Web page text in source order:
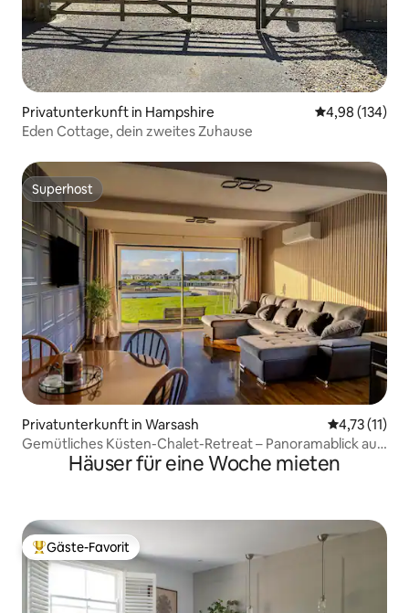
Privatunterkunft in Hampshire
4,98 (134)
Eden Cottage, dein zweites Zuhause
Superhost
Superhost
Privatunterkunft in Warsash
4,73 (11)
Gemütliches Küsten-Chalet-Retreat – Panoramablick auf
das MeerHäuser für eine Woche mieten
Beliebter Gäste-Favorit.
Gäste-Favorit